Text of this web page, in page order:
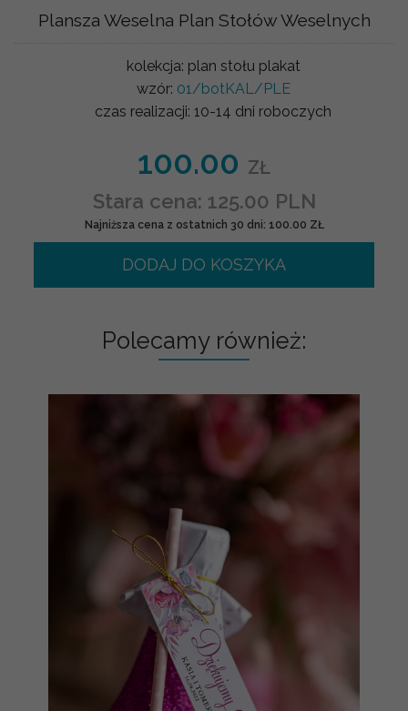
Plansza Weselna Plan Stołów Weselnych
kolekcja: plan stołu plakat
wzór: 01/botKAL/PLE
czas realizacji: 10-14 dni roboczych
100.00 ZŁ
Stara cena: 125.00 PLN
Najniższa cena z ostatnich 30 dni: 100.00 ZŁ
DODAJ DO KOSZYKA
Polecamy również: